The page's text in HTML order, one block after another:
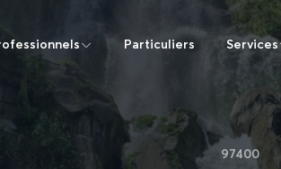
Particuliers Services
97400